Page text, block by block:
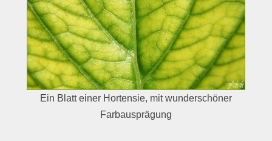
Ein Blatt einer Hortensie, mit wunderschöner
Farbausprägung